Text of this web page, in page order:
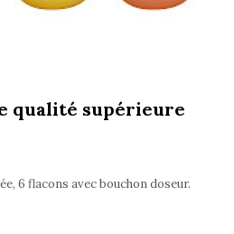
qualité supérieure
6 flacons avec bouchon doseur.